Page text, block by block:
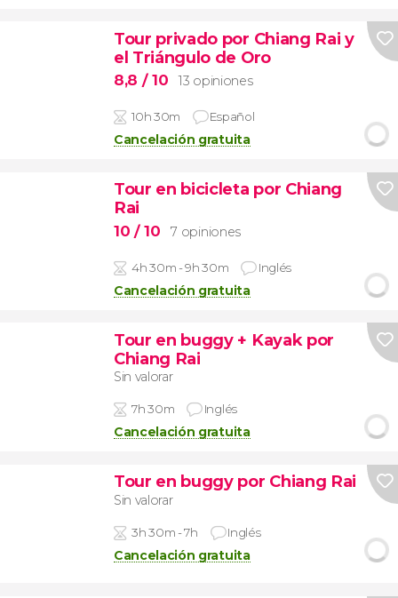
Tour privado por Chiang Rai y
el Triángulo de Oro
8,8 / 10 13 opiniones
10h 30m Español
Cancelación gratuita
Tour en bicicleta por Chiang
Rai
10 / 10 7 opiniones
4h 30m - 9h 30m Inglés
Cancelación gratuita
Tour en buggy + Kayak por
Chiang Rai
Sin valorar
7h 30m Inglés
Cancelación gratuita
Tour en buggy por Chiang Rai
Sin valorar
3h 30m - 7h Inglés
Cancelación gratuita